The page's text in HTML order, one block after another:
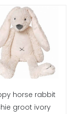
horse rabbit
groot ivory